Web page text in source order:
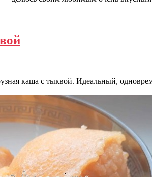
каша с тыквой. Идеальный,